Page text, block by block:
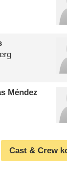
Méndez
Cast & Crew